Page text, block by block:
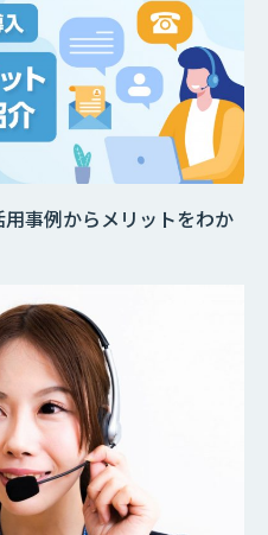
事例からメリットをわか